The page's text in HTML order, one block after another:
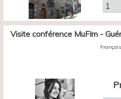
Visite conférence MuFIm -
Français